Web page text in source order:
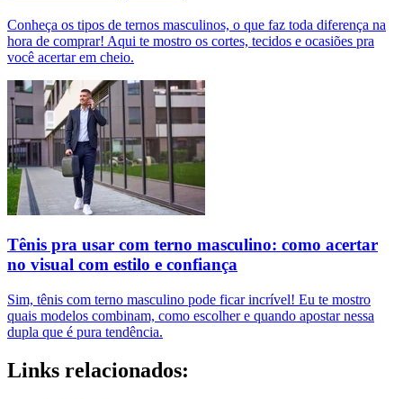
Conheça os tipos de ternos masculinos, o que faz toda diferença na
hora de comprar! Aqui te mostro os cortes, tecidos e ocasiões pra
você acertar em cheio.
Tênis pra usar com terno masculino: como acertar
no visual com estilo e confiança
Sim, tênis com terno masculino pode ficar incrível! Eu te mostro
quais modelos combinam, como escolher e quando apostar nessa
dupla que é pura tendência.
Links relacionados: